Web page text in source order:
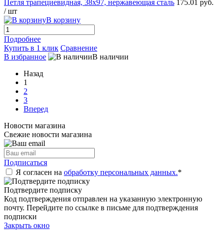
Петля трапециевидная, 38х97, нержавеющая сталь 175.01 руб.
/ шт
В корзину
Подробнее
Купить в 1 клик Сравнение
В избранное
В наличии
Назад
1
2
3
Вперед
Новости магазина
Свежие новости магазина
Подписаться
Я согласен на обработку персональных данных.*
Подтвердите подписку
Код подтверждения отправлен на указанную электронную
почту. Перейдите по ссылке в письме для подтверждения
подписки
Закрыть окно